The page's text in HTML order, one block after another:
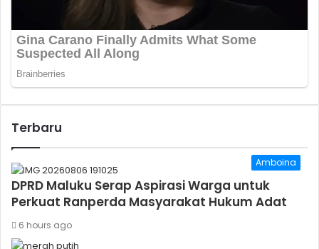
Terbaru
Amboina
DPRD Maluku Serap Aspirasi Warga untuk
Perkuat Ranperda Masyarakat Hukum Adat
6 hours ago